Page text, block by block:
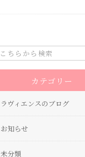
カテゴリー
ラヴィエンスのブログ
お知らせ
未分類